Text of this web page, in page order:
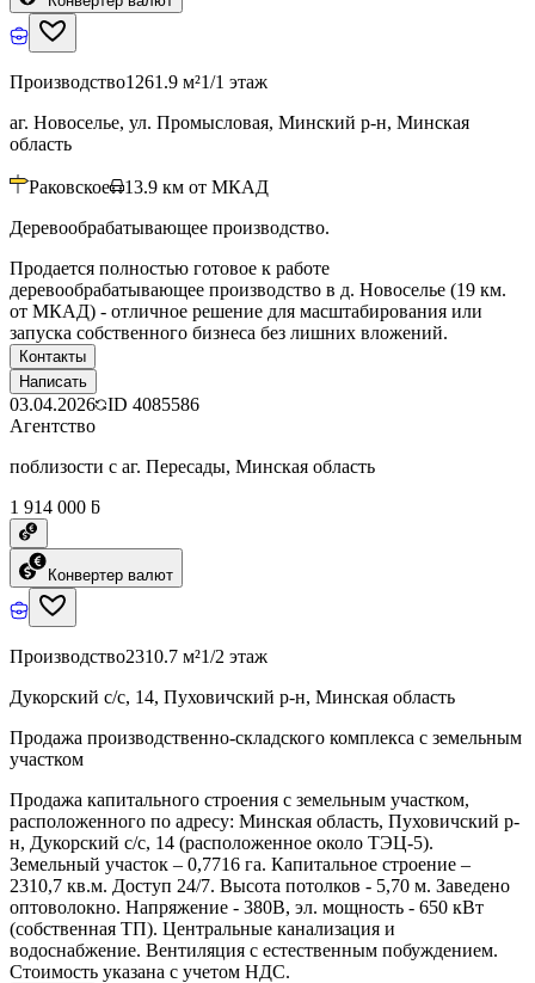
Производство1261.9 м²1/1 этаж
аг. Новоселье, ул. Промысловая, Минский р-н, Минская
область
Раковское 13.9 км от МКАД
Деревообрабатывающее производство.
Продается полностью готовое к работе
деревообрабатывающее производство в д. Новоселье (19 км.
от МКАД) - отличное решение для масштабирования или
запуска собственного бизнеса без лишних вложений.
Контакты
Написать
03.04.2026 ID 4085586
Агентство
поблизости с аг. Пересады, Минская область
1 914 000 ƃ
Конвертер валют
Производство2310.7 м²1/2 этаж
Дукорский с/с, 14, Пуховичский р-н, Минская область
Продажа производственно-складского комплекса с земельным
участком
Продажа капитального строения с земельным участком,
расположенного по адресу: Минская область, Пуховичский р-
н, Дукорский с/с, 14 (расположенное около ТЭЦ-5).
Земельный участок – 0,7716 га. Капитальное строение –
2310,7 кв.м. Доступ 24/7. Высота потолков - 5,70 м. Заведено
оптоволокно. Напряжение - 380В, эл. мощность - 650 кВт
(собственная ТП). Центральные канализация и
водоснабжение. Вентиляция с естественным побуждением.
Стоимость указана с учетом НДС.